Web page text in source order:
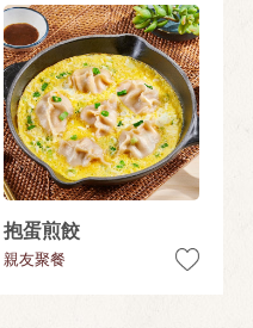
抱蛋煎餃
親友聚餐